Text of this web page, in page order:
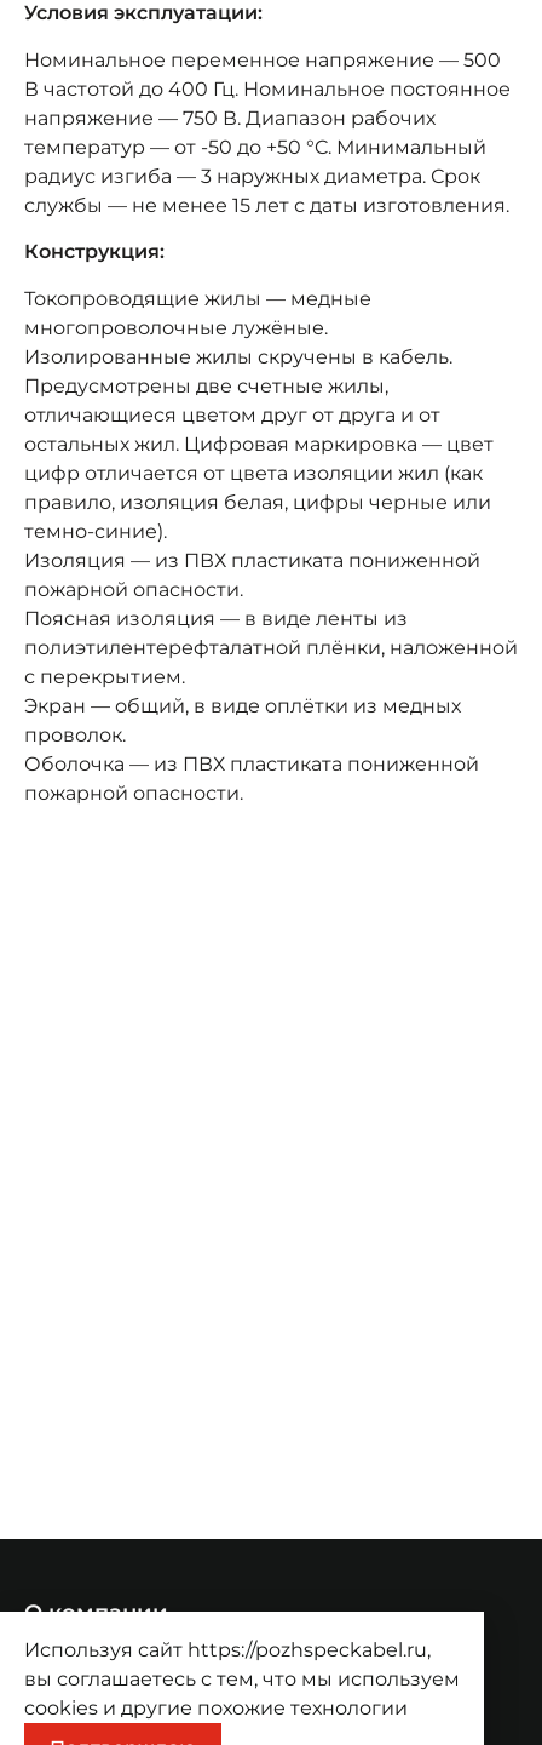
Условия эксплуатации:
Номинальное переменное напряжение — 500
В частотой до 400 Гц. Номинальное постоянное
напряжение — 750 В. Диапазон рабочих
температур — от -50 до +50 °C. Минимальный
радиус изгиба — 3 наружных диаметра. Срок
службы — не менее 15 лет с даты изготовления.
Конструкция:
Токопроводящие жилы — медные
многопроволочные лужёные.
Изолированные жилы скручены в кабель.
Предусмотрены две счетные жилы,
отличающиеся цветом друг от друга и от
остальных жил. Цифровая маркировка — цвет
цифр отличается от цвета изоляции жил (как
правило, изоляция белая, цифры черные или
темно-синие).
Изоляция — из ПВХ пластиката пониженной
пожарной опасности.
Поясная изоляция — в виде ленты из
полиэтилентерефталатной плёнки, наложенной
с перекрытием.
Экран — общий, в виде оплётки из медных
проволок.
Оболочка — из ПВХ пластиката пониженной
пожарной опасности.
О компании
О компании Проекты Контакты
Продукция
Используя сайт https://pozhspeckabel.ru,
вы соглашаетесь с тем, что мы используем
cookies и другие похожие технологии